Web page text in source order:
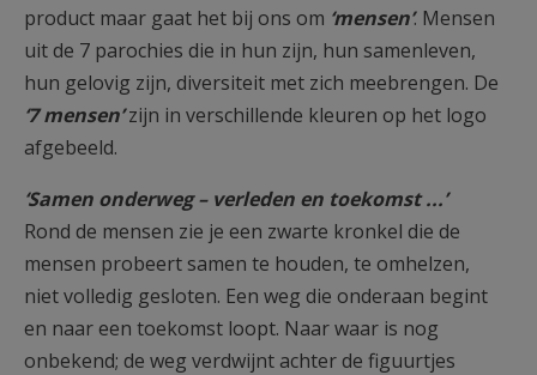
product maar gaat het bij ons om ‘mensen’. Mensen
uit de 7 parochies die in hun zijn, hun samenleven,
hun gelovig zijn, diversiteit met zich meebrengen. De
‘7 mensen’zijn in verschillende kleuren op het logo
afgebeeld.
‘Samen onderweg – verleden en toekomst ...’
Rond de mensen zie je een zwarte kronkel die de
mensen probeert samen te houden, te omhelzen,
niet volledig gesloten. Een weg die onderaan begint
en naar een toekomst loopt. Naar waar is nog
onbekend; de weg verdwijnt achter de figuurtjes